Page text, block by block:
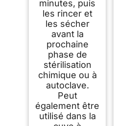
minutes, puis
les rincer et
les sécher
avant la
prochaine
phase de
stérilisation
chimique ou à
autoclave.
Peut
également être
utilisé dans la